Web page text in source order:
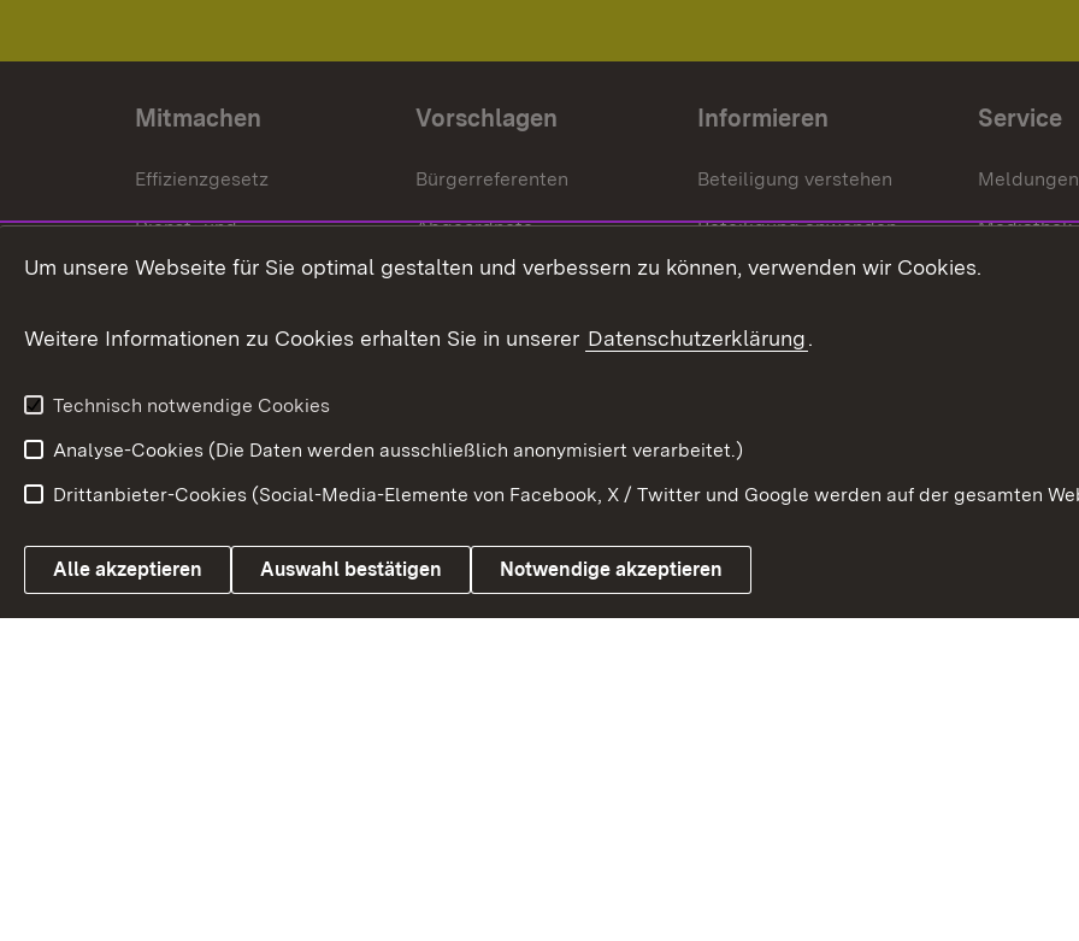
Mitmachen
Effizienzgesetz
Dienst- und
Versorgungsbezüge
Weitere
Vorschlagen
Bürgerreferenten
Abgeordnete
Bürgerbeauftragte
Informieren
Beteiligung verstehen
Beteiligung anwenden
Beteiligung stärken
Service
Meldungen
Mediathek
Link zum Landesportal
Impressum Kontakt
Um unsere Webseite für Sie optimal gestalten und verbessern zu können, verwenden wir Cookies.
Weitere Informationen zu Cookies erhalten Sie in unserer Datenschutzerklärung.
Technisch notwendige Cookies
Analyse-Cookies (Die Daten werden ausschließlich anonymisiert verarbeitet.)
Drittanbieter-Cookies (Social-Media-Elemente von Facebook, X / Twitter und Google werden auf der gesamten
Alle akzeptieren Auswahl bestätigen Notwendige akzeptieren